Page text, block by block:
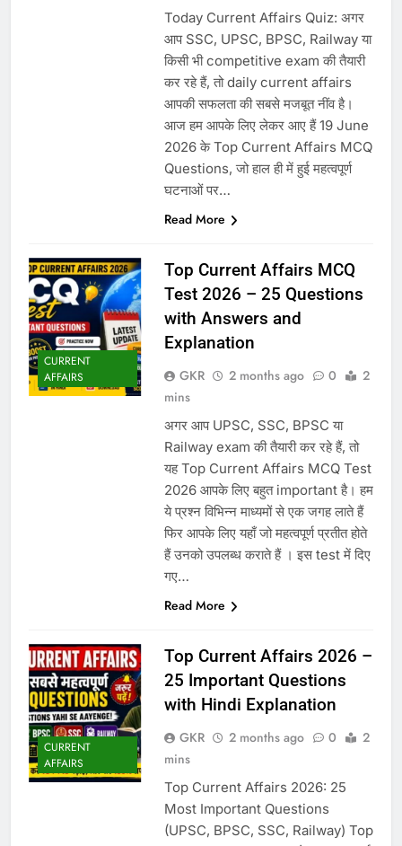
Today Current Affairs Quiz: अगर
आप SSC, UPSC, BPSC, Railway या
किसी भी competitive exam की तैयारी
कर रहे हैं, तो daily current affairs
आपकी सफलता की सबसे मजबूत नींव है।
आज हम आपके लिए लेकर आए हैं 19 June
2026 के Top Current Affairs MCQ
Questions, जो हाल ही में हुई महत्वपूर्ण
घटनाओं पर…
Read More
CURRENT
AFFAIRS
Top Current Affairs MCQ
Test 2026 – 25 Questions
with Answers and
Explanation
GKR 2 months ago 0
2
mins
अगर आप UPSC, SSC, BPSC या
Railway exam की तैयारी कर रहे हैं, तो
यह Top Current Affairs MCQ Test
2026 आपके लिए बहुत important है। हम
ये प्रश्न विभिन्न माध्यमों से एक जगह लाते हैं
फिर आपके लिए यहाँ जो महत्वपूर्ण प्रतीत होते
हैं उनको उपलब्ध कराते हैं । इस test में दिए
गए…
Read More
CURRENT
AFFAIRS
Top Current Affairs 2026 –
25 Important Questions
with Hindi Explanation
GKR 2 months ago 0
2
mins
Top Current Affairs 2026: 25
Most Important Questions
(UPSC, BPSC, SSC, Railway) Top